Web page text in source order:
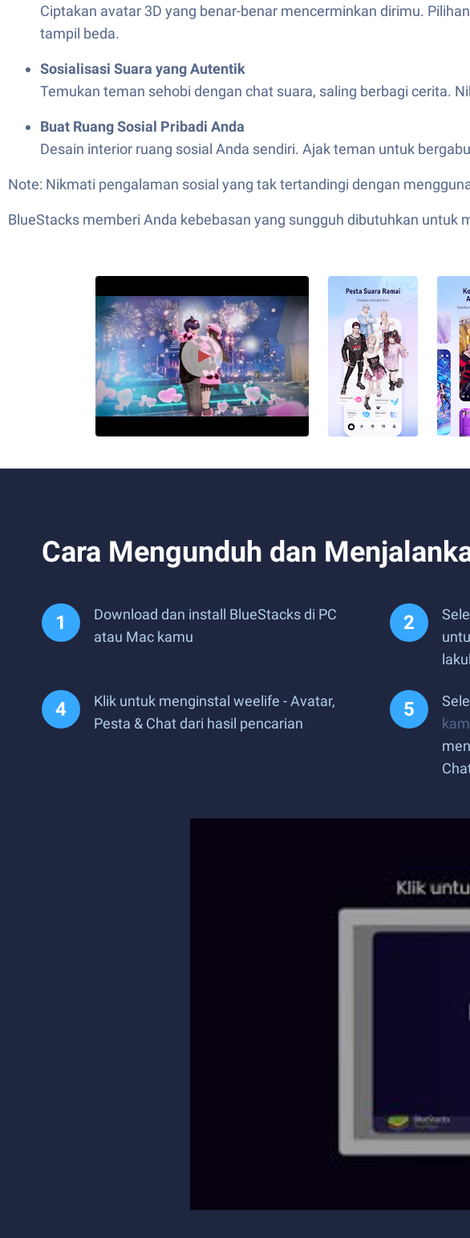
Ciptakan avatar 3D yang benar-benar mencerminkan dirimu.
tampil beda.
Sosialisasi Suara yang Autentik
Temukan teman sehobi dengan chat suara, saling berbagi cerita.
Buat Ruang Sosial Pribadi Anda
Desain interior ruang sosial Anda sendiri. Ajak teman untuk
Note: Nikmati pengalaman sosial yang tak tertandingi dengan
BlueStacks memberi Anda kebebasan yang sungguh dibutuhkan
Cara Mengunduh dan
Download dan install BlueStacks di PC
atau Mac kamu
Klik untuk menginstal weelife - Avatar,
Pesta & Chat dari hasil pencarian